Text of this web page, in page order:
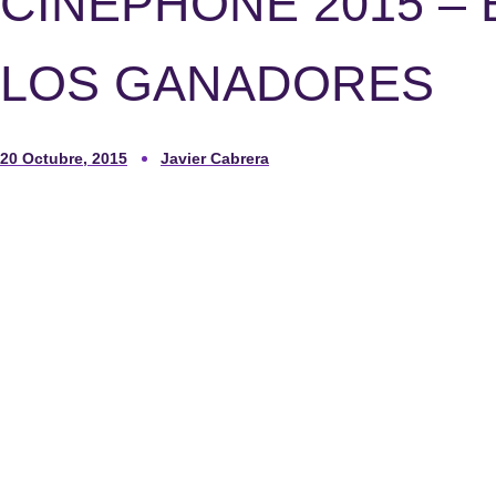
LOS GANADORES
20 Octubre, 2015 Javier Cabrera